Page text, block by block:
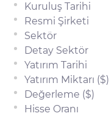
Kuruluş Tarihi
Resmi Şirketi
Sektör
Detay Sektör
Yatırım Tarihi
Yatırım Miktarı ($)
Değerleme ($)
Hisse Oranı